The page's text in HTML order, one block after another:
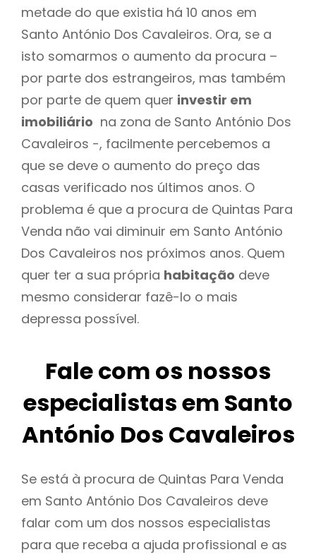
metade do que existia há 10 anos em
Santo António Dos Cavaleiros. Ora, se a
isto somarmos o aumento da procura –
por parte dos estrangeiros, mas também
por parte de quem quer investir em
imobiliário na zona de Santo António Dos
Cavaleiros -, facilmente percebemos a
que se deve o aumento do preço das
casas verificado nos últimos anos. O
problema é que a procura de Quintas Para
Venda não vai diminuir em Santo António
Dos Cavaleiros nos próximos anos. Quem
quer ter a sua própria habitação deve
mesmo considerar fazê-lo o mais
depressa possível.
Fale com os nossos
especialistas em Santo
António Dos Cavaleiros
Se está à procura de Quintas Para Venda
em Santo António Dos Cavaleiros deve
falar com um dos nossos especialistas
para que receba a ajuda profissional e as